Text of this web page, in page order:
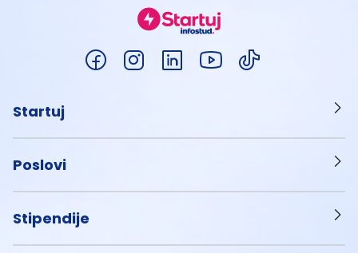
Startuj
Poslovi
Stipendije